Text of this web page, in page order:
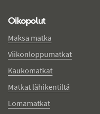
Oikopolut
Maksa matka
Viikonloppumatkat
Kaukomatkat
Matkat lähikentiltä
Lomamatkat